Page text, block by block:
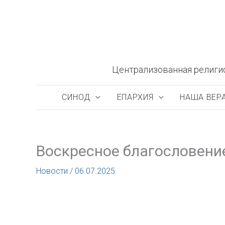
Централизованная
СИНОД ЕПАРХИЯ НАША
Воскресное
Новости / 06.07.2025